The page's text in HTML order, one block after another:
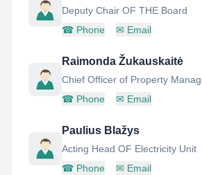
Deputy Chair OF THE Board
☎ Phone ✉ Email
Raimonda Žukauskaitė
☎ Phone ✉ Email
Paulius Blažys
Acting Head OF Electricity Unit
☎ Phone ✉ Email